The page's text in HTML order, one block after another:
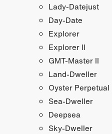
Lady-Datejust
Day-Date
Explorer
Explorer II
GMT-Master II
Land-Dweller
Oyster Perpetual
Sea-Dweller
Deepsea
Sky-Dweller